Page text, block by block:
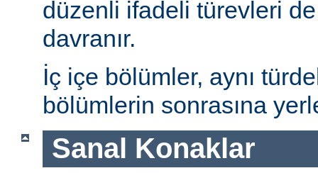
düzenli ifadeli türevleri
davranır.
İç içe bölümler, aynı
bölümlerin sonrasına
Sanal Konaklar